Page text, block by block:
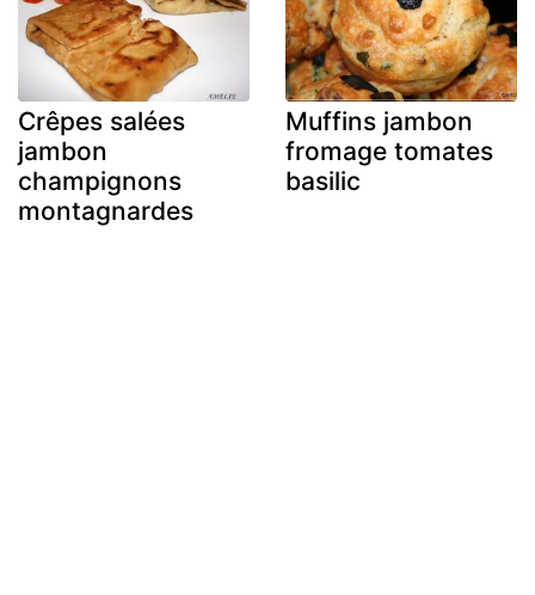
Crêpes salées
jambon
champignons
montagnardes
Muffins jambon
fromage tomates
basilic